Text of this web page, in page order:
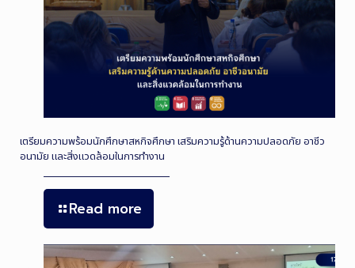
เตรียมความพร้อมนักศึกษาสหกิจศึกษา เสริมความรู้ด้านความปลอดภัย อาชีว
อนามัย และสิ่งแวดล้อมในการทำงาน
Read more